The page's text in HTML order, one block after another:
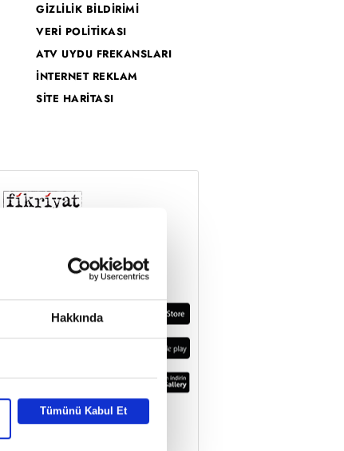
Hakkında
Tümünü Kabul Et
GİZLİLİK BİLDİRİMİ
VERİ POLİTİKASI
ATV UYDU FREKANSLARI
İNTERNET REKLAM
SİTE HARİTASI